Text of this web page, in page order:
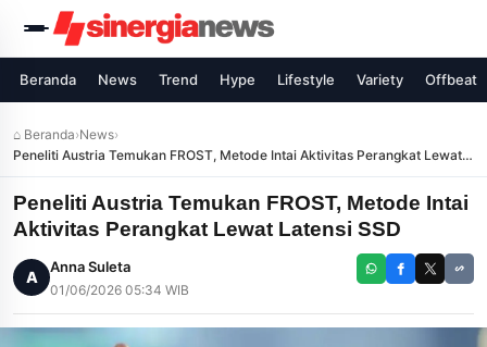
Beranda News Trend Hype Lifestyle Variety Offbeat
⌂ Beranda›News›
Peneliti Austria Temukan FROST, Metode Intai Aktivitas Perangkat Lewat
Latensi SSD
Peneliti Austria Temukan FROST, Metode Intai
Aktivitas Perangkat Lewat Latensi SSD
A
Anna Suleta
01/06/2026 05:34 WIB